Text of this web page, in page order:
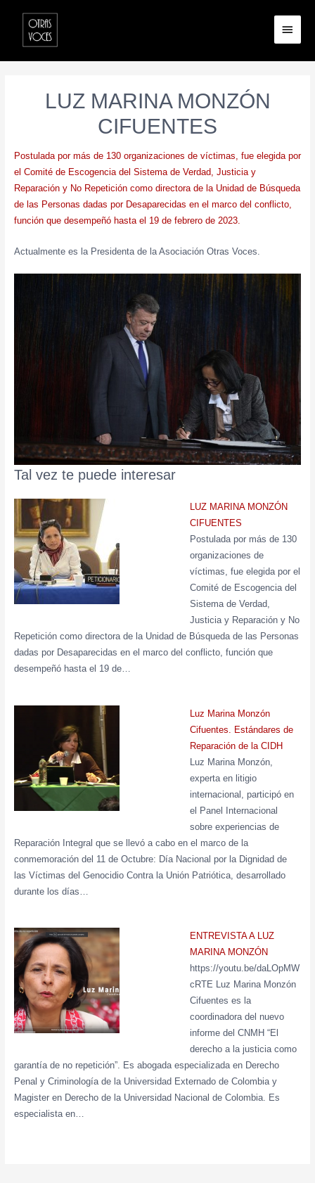
LUZ MARINA MONZÓN
CIFUENTES
Postulada por más de 130 organizaciones de víctimas, fue elegida por
el Comité de Escogencia del Sistema de Verdad, Justicia y
Reparación y No Repetición como directora de la Unidad de Búsqueda
de las Personas dadas por Desaparecidas en el marco del conflicto,
función que desempeñó hasta el 19 de febrero de 2023.
Actualmente es la Presidenta de la Asociación Otras Voces.
Tal vez te puede interesar
LUZ MARINA MONZÓN
CIFUENTES
Postulada por más de 130
organizaciones de
víctimas, fue elegida por el
Comité de Escogencia del
Sistema de Verdad,
Justicia y Reparación y No
Repetición como directora de la Unidad de Búsqueda de las Personas
dadas por Desaparecidas en el marco del conflicto, función que
desempeñó hasta el 19 de…
Luz Marina Monzón
Cifuentes. Estándares de
Reparación de la CIDH
Luz Marina Monzón,
experta en litigio
internacional, participó en
el Panel Internacional
sobre experiencias de
Reparación Integral que se llevó a cabo en el marco de la
conmemoración del 11 de Octubre: Día Nacional por la Dignidad de
las Víctimas del Genocidio Contra la Unión Patriótica, desarrollado
durante los días…
ENTREVISTA A LUZ
MARINA MONZÓN
https://youtu.be/daLOpMW
cRTE Luz Marina Monzón
Cifuentes es la
coordinadora del nuevo
informe del CNMH “El
derecho a la justicia como
garantía de no repetición”. Es abogada especializada en Derecho
Penal y Criminología de la Universidad Externado de Colombia y
Magister en Derecho de la Universidad Nacional de Colombia. Es
especialista en…